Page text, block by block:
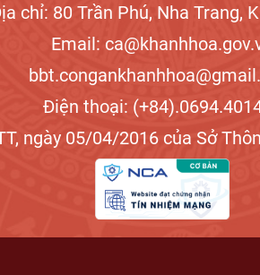
chỉ: 80 Trần Phú, Nha Trang,
Email:
Điện thoại:
ngày 05/04/2016 của Sở